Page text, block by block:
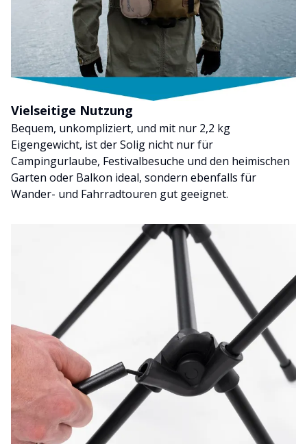
Vielseitige Nutzung
Bequem, unkompliziert, und mit nur 2,2 kg
Eigengewicht, ist der Solig nicht nur für
Campingurlaube, Festivalbesuche und den heimischen
Garten oder Balkon ideal, sondern ebenfalls für
Wander- und Fahrradtouren gut geeignet.